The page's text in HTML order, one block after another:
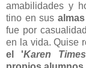
amabilidades y
tino en sus
fue por
en la vida. Quise
el 'Karen Times